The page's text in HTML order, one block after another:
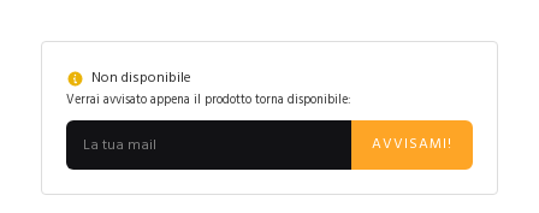
Non disponibile
Verrai avvisato appena il prodotto torna disponibile:
AVVISAMI!